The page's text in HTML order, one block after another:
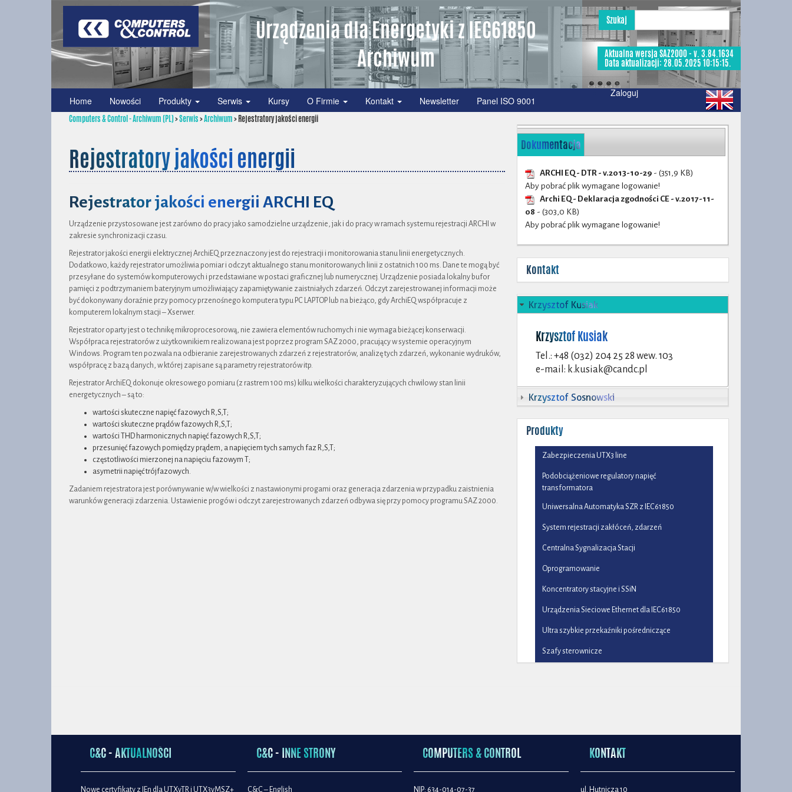
Urządzenia dla Energetyki z IEC61850
Archiwum
Szukaj
Aktualna wersja SAZ2000 - v. 3.84.1634
Data aktualizacji: 28.05.2025 10:15:15.
Home Nowości Produkty Serwis Kursy O Firmie Kontakt Newsletter Panel ISO 9001
Zaloguj
Computers & Control - Archiwum (PL)>Serwis>Archiwum>Rejestratory jakości energii
Rejestratory jakości energii
Rejestrator jakości energii ARCHI EQ
Urządzenie przystosowane jest zarówno do pracy jako samodzielne urządzenie, jak i do pracy w ramach systemu rejestracji ARCHI w
zakresie synchronizacji czasu.
Rejestrator jakości energii elektrycznej ArchiEQ przeznaczony jest do rejestracji i monitorowania stanu linii energetycznych.
Dodatkowo, każdy rejestrator umożliwia pomiar i odczyt aktualnego stanu monitorowanych linii z ostatnich 100 ms. Dane te mogą być
przesyłane do systemów komputerowych i przedstawiane w postaci graficznej lub numerycznej. Urządzenie posiada lokalny bufor
pamięci z podtrzymaniem bateryjnym umożliwiający zapamiętywanie zaistniałych zdarzeń. Odczyt zarejestrowanej informacji może
być dokonywany doraźnie przy pomocy przenośnego komputera typu PC LAPTOP lub na bieżąco, gdy ArchiEQ współpracuje z
komputerem lokalnym stacji – Xserwer.
Rejestrator oparty jest o technikę mikroprocesorową, nie zawiera elementów ruchomych i nie wymaga bieżącej konserwacji.
Współpraca rejestratorów z użytkownikiem realizowana jest poprzez program SAZ 2000, pracujący w systemie operacyjnym
Windows. Program ten pozwala na odbieranie zarejestrowanych zdarzeń z rejestratorów, analizę tych zdarzeń, wykonanie wydruków,
współpracę z bazą danych, w której zapisane są parametry rejestratorów itp.
Rejestrator ArchiEQ dokonuje okresowego pomiaru (z rastrem 100 ms) kilku wielkości charakteryzujących chwilowy stan linii
energetycznych – są to:
wartości skuteczne napięć fazowych R,S,T;
wartości skuteczne prądów fazowych R,S,T;
wartości THD harmonicznych napięć fazowych R,S,T;
przesunięć fazowych pomiędzy prądem, a napięciem tych samych faz R,S,T;
częstotliwości mierzonej na napięciu fazowym T;
asymetrii napięć trójfazowych.
Zadaniem rejestratora jest porównywanie w/w wielkości z nastawionymi progami oraz generacja zdarzenia w przypadku zaistnienia
warunków generacji zdarzenia. Ustawienie progów i odczyt zarejestrowanych zdarzeń odbywa się przy pomocy programu SAZ 2000.
Dokumentacja
ARCHI EQ - DTR - v.2013-10-29- (351,9 KB)
Aby pobrać plik wymagane logowanie!
Archi EQ - Deklaracja zgodności CE - v.2017-11-
08 - (303,0 KB)
Aby pobrać plik wymagane logowanie!
Kontakt
Krzysztof Kusiak
Krzysztof Kusiak
Tel.: +48 (032) 204 25 28 wew. 103
e-mail: k.kusiak@candc.pl
Krzysztof Sosnowski
Produkty
Zabezpieczenia UTX3 line
Podobciążeniowe regulatory napięć
transformatora
Uniwersalna Automatyka SZR z IEC61850
System rejestracji zakłóceń, zdarzeń
Centralna Sygnalizacja Stacji
Oprogramowanie
Koncentratory stacyjne i SSiN
Urządzenia Sieciowe Ethernet dla IEC61850
Ultra szybkie przekaźniki pośredniczące
Szafy sterownicze
C&C - AKTUALNOŚCI
Nowe certyfikaty z IEn dla UTXvTR i UTX3vMSZ+
C&C - INNE STRONY
C&C – English
COMPUTERS & CONTROL
NIP: 634-014-07-37
KONTAKT
ul. Hutnicza 10